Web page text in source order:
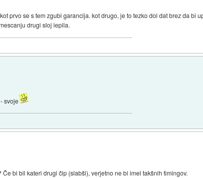
prvo se s tem zgubi garancija. kot drugo, je to tezko dol dat brez da bi
drugi sloj lepila.
svoje
bi bil kateri drugi čip (slabši), verjetno ne bi imel takšnih timingov.